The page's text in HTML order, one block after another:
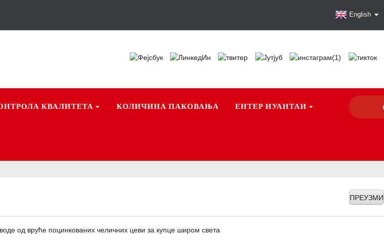
English
КВАЛИТЕТА КОЛИЧИНА ПАКОВАЊА ЕНТЕР ИУАНТАИ
ПРЕУЗМИ
од вруће поцинкованих челичних цеви за купце широм света